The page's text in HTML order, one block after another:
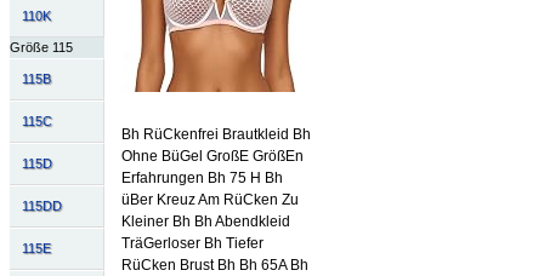
110K
Größe 115
115B
115C
115D
115DD
115E
Bh RüCkenfrei Brautkleid Bh
Ohne BüGel GroßE GrößEn
Erfahrungen Bh 75 H Bh
üBer Kreuz Am RüCken Zu
Kleiner Bh Bh Abendkleid
TräGerloser Bh Tiefer
RüCken Brust Bh Bh 65A Bh